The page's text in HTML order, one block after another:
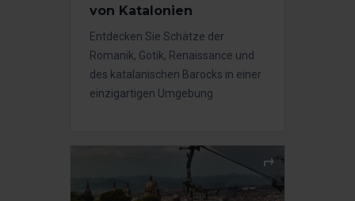
von Katalonien
Entdecken Sie Schätze der
Romanik, Gotik, Renaissance und
des katalanischen Barocks in einer
einzigartigen Umgebung